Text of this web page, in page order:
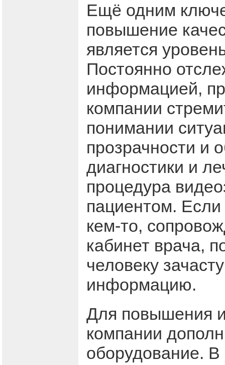
Ещё одним
повышение
является
Постоянно
информацией,
компании
понимании
прозрачности и
диагностики и
процедура
пациентом.
кем-то,
кабинет врача,
человеку
информацию.
Для повышения
компании
оборудование. В